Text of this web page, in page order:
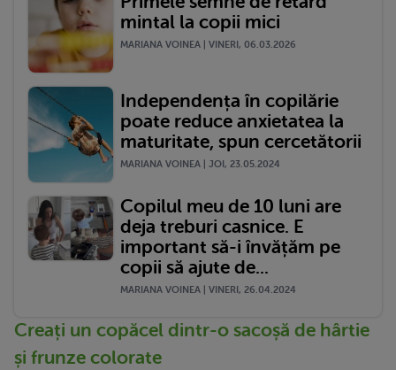
mintal la copii mici
MARIANA VOINEA | VINERI, 06.03.2026
Independența în copilărie
poate reduce anxietatea la
maturitate, spun cercetătorii
MARIANA VOINEA | JOI, 23.05.2024
Copilul meu de 10 luni are
deja treburi casnice. E
important să-i învățăm pe
copii să ajute de...
MARIANA VOINEA | VINERI, 26.04.2024
Creați un copăcel dintr-o sacoșă de hârtie
și frunze colorate